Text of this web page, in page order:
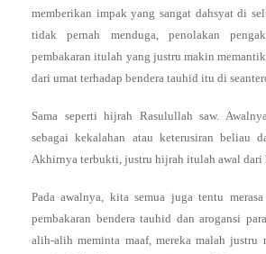
memberikan impak yang sangat dahsyat di
tidak pernah menduga, penolakan
pembakaran itulah yang justru makin
dari umat terhadap bendera tauhid itu di
Sama seperti hijrah Rasulullah saw.
sebagai kekalahan atau keterusiran beliau
Akhirnya terbukti, justru hijrah itulah awal dari
Pada awalnya, kita semua juga tentu
pembakaran bendera tauhid dan arogansi
alih-alih meminta maaf, mereka malah justru